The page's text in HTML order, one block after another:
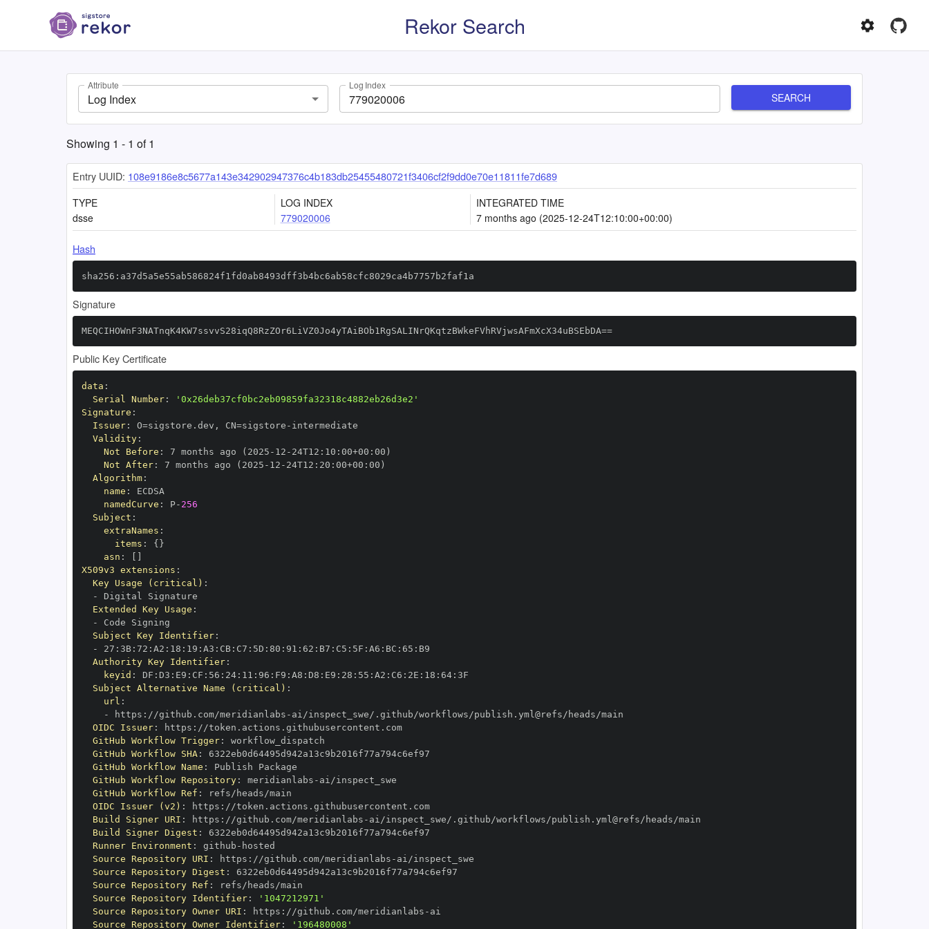
Rekor Search
Attribute
Log Index
Log Index
SEARCH
Showing 1 - 1 of1
Entry UUID: 108e9186e8c5677a143e342902947376c4b183db25455480721f3406cf2f9dd0e70e11811fe7d689
TYPE
dsse
LOG INDEX
779020006
INTEGRATED TIME
7 months ago (2025-12-24T12:10:00+00:00)
Hash
sha256:a37d5a5e55ab586824f1fd0ab8493dff3b4bc6ab58cfc8029ca4b7757b2faf1a
Signature
MEQCIHOWnF3NATnqK4KW7ssvvS28iqQ8RzZOr6LiVZ0Jo4yTAiBOb1RgSALINrQKqtzBWkeFVhRVjwsAFmXcX34uBSEbDA==
Public Key Certificate
data :
Serial Number:
'0x26deb37cf0bc2eb09859fa32318c4882eb26d3e2'
Signature :
Issuer: O=sigstore.dev , CN=sigstore -
Validity:
Not Before : 7 months ago (2025 - 12 - 24T12 : 10 : 00+00 :
Not After: 7 months ago (2025 - 12 - 24T12 : 20 : 00+00 :
Algorithm:
name :
namedCurve : P- 256
Subject :
extraNames :
items : { }
asn :
X509v3 extensions :
Key Usage (critical) :
-
Extended Key Usage :
-
Subject Key Identifier:
-
27 : 3B: 72 : A2 : 18 : 19 : A3 : CB: C7 : 5D : 80 : 91 : 62 : B7 : C5 : 5F : A6 : BC : 65 :
Authority Key Identifier:
keyid : DF : D3 : E9 : CF : 56 : 24: 11 : 96 : F9 : A8 : D8 : E9 : 28 : 55 : A2 : C6 : 2E : 18 : 64:
Subject Alternative Name (critical) :
url :
-
https : //github.com/meridianlabs -
OIDC Issuer: https :
//token.actions.githubusercontent.com
GitHub Workflow Trigger:
GitHub Workflow SHA:
GitHub Workflow Name :
GitHub Workflow Repository: meridianlabs -
GitHub Workflow Ref :
OIDC Issuer (v2) : https :
//token.actions.githubusercontent.com
Build Signer URI : https : //github.com/meridianlabs -
Build Signer Digest :
Runner Environment : github -
Source Repository URI : https : //github.com/meridianlabs -
Source Repository Digest :
Source Repository Ref :
Source Repository Identifier:
'1047212971'
Source Repository Owner URI : https : //github.com/meridianlabs -
Source Repository Owner Identifier: '196480008'